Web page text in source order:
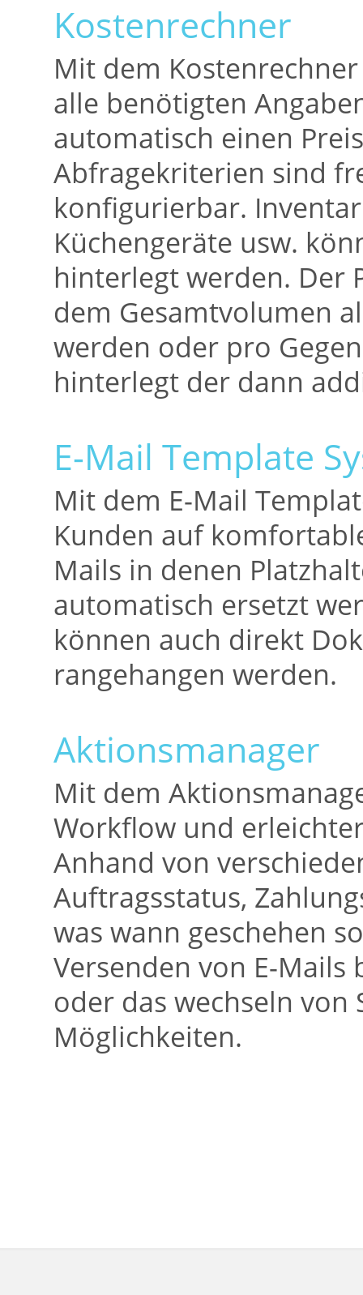
Kostenrechner
Mit dem
alle benötigten
automatisch einen
Abfragekriterien sind
konfigurierbar.
Küchengeräte usw.
hinterlegt werden. Der
dem Gesamtvolumen
werden oder pro
hinterlegt der dann
E-Mail Template
Mit dem E-Mail
Kunden auf
Mails in denen
automatisch ersetzt
können auch direkt
rangehangen werden.
Aktionsmanager
Mit dem
Workflow und
Anhand von
Auftragsstatus,
was wann geschehen
Versenden von E-
oder das wechseln
Möglichkeiten.